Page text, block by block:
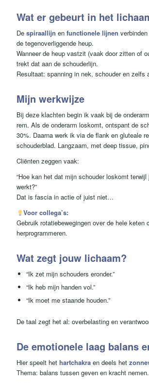
Wat er gebeurt in het
De spiraallijn en functionele lijnen
de tegenoverliggende heup.
Wanneer de heup vastzit (vaak door zitten of
trekt dat aan de schouderlijn.
Resultaat: spanning in nek, schouder en zelfs
Mijn werkwijze
Bij deze klachten begin ik vaak bij de onderarm
rem. Als de onderarm loskomt, ontspant de
30%. Daarna werk ik via de flank en gluteale
schouderblad. Langzaam, met deep tissue,
Cliënten zeggen vaak:
“Hoe kan het dat mijn schouder loskomt terwijl
werkt?”
Dat is fascia in actie of juist niet…
Voor collega’s:
Gebruik rotatiebewegingen over de hele keten
herprogrammeren.
Wat zegt jouw lichaam?
“Ik zet mijn schouders eronder.”
“Ik heb mijn handen vol.”
“Ik moet me staande houden.”
De taal zegt het al: overbelasting en
De emotionele laag balans
Hier speelt het hartchakraen deels het
Thema: balans tussen geven en kracht nemen.